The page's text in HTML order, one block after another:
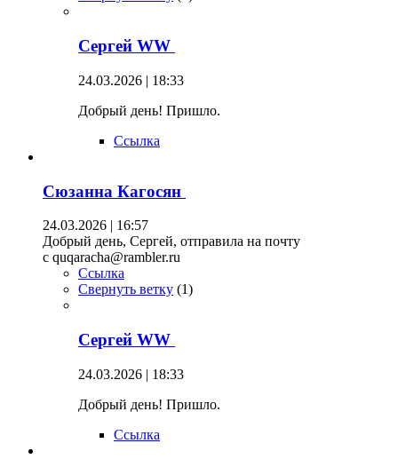
Сергей WW
24.03.2026 | 18:33
Добрый день! Пришло.
Ссылка
Сюзанна Кагосян
24.03.2026 | 16:57
Добрый день, Сергей, отправила на почту
c quqaracha@rambler.ru
Ссылка
Свернуть ветку (1)
Сергей WW
24.03.2026 | 18:33
Добрый день! Пришло.
Ссылка